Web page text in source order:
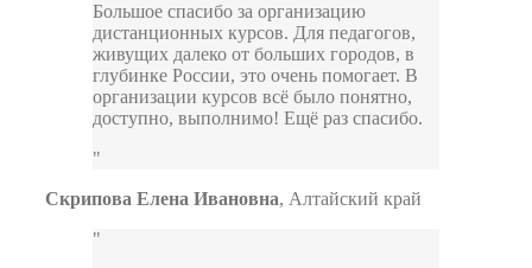
Большое спасибо за организацию
дистанционных курсов. Для педагогов,
живущих далеко от больших городов, в
глубинке России, это очень помогает. В
организации курсов всё было понятно,
доступно, выполнимо! Ещё раз спасибо.
Скрипова Елена Ивановна, Алтайский край